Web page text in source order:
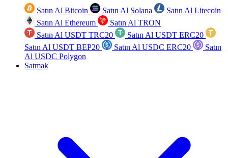
Satın Al Bitcoin Satın Al Solana
Satın Al Litecoin
Satın Al Ethereum
Satın Al TRON
Satın Al USDT TRC20
Satın Al USDT ERC20
Satın Al USDT BEP20
Satın Al USDC ERC20
Satın
Al USDC Polygon
Satmak